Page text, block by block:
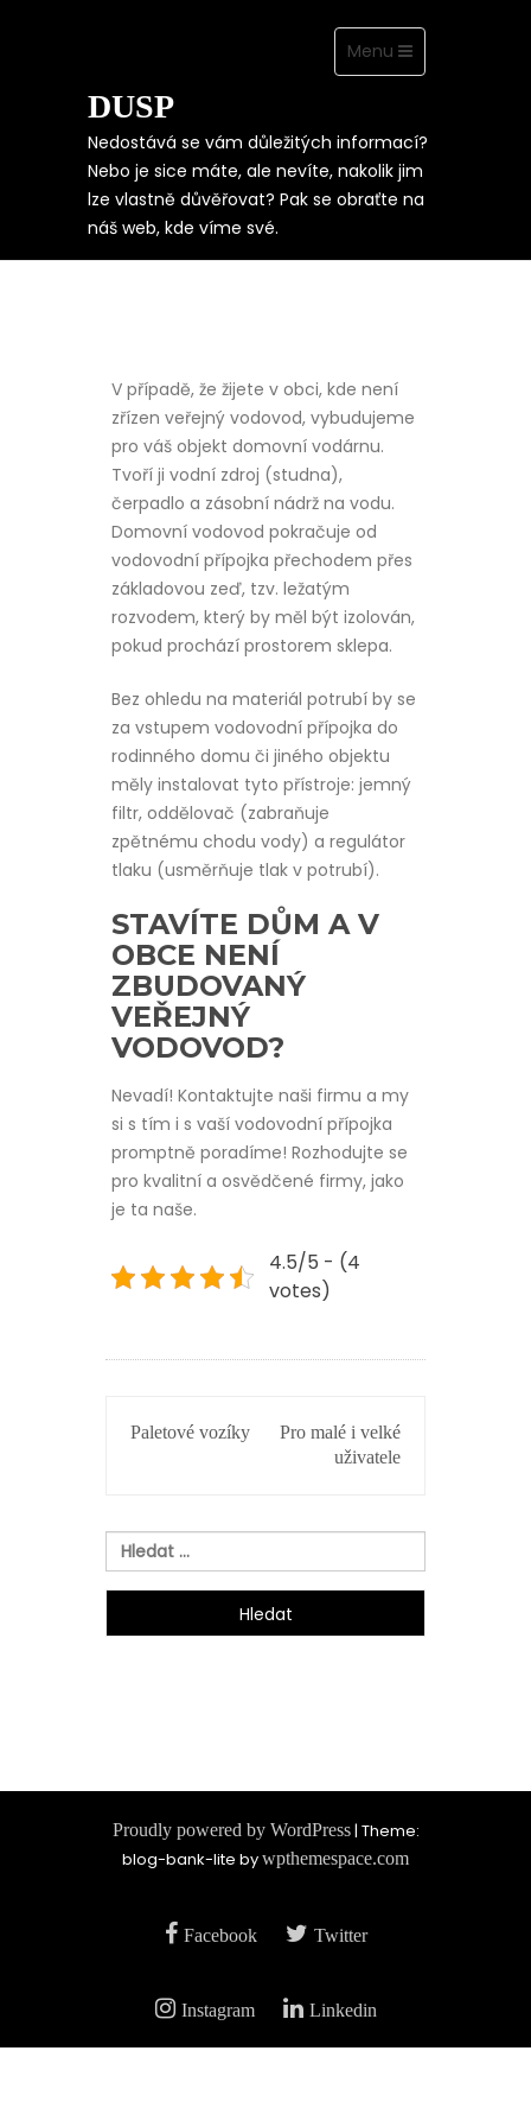
Toggle
navigation
Menu
DUSP
Nedostává se vám důležitých informací?
Nebo je sice máte, ale nevíte, nakolik jim
lze vlastně důvěřovat? Pak se obraťte na
náš web, kde víme své.
VODOVODNÍ
PŘÍPOJKA
V případě, že žijete v obci, kde není
zřízen veřejný vodovod, vybudujeme
pro váš objekt domovní vodárnu.
Tvoří ji vodní zdroj (studna),
čerpadlo a zásobní nádrž na vodu.
Domovní vodovod pokračuje od
vodovodní přípojka přechodem přes
základovou zeď, tzv. ležatým
rozvodem, který by měl být izolován,
pokud prochází prostorem sklepa.
Bez ohledu na materiál potrubí by se
za vstupem vodovodní přípojka do
rodinného domu či jiného objektu
měly instalovat tyto přístroje: jemný
filtr, oddělovač (zabraňuje
zpětnému chodu vody) a regulátor
tlaku (usměrňuje tlak v potrubí).
STAVÍTE DŮM A V
OBCE NENÍ
ZBUDOVANÝ
VEŘEJNÝ
VODOVOD?
Nevadí! Kontaktujte naši firmu a my
si s tím i s vaší vodovodní přípojka
promptně poradíme! Rozhodujte se
pro kvalitní a osvědčené firmy, jako
je ta naše.
4.5/5 - (4
votes)
PRO
Paletové vozíky
Pro malé i velké
uživatele
Vyhledávání
Proudly powered by WordPress | Theme:
blog-bank-lite bywpthemespace.com
Facebook Twitter
Instagram Linkedin